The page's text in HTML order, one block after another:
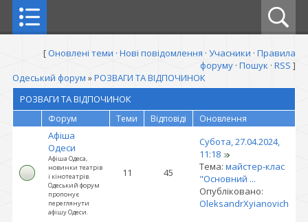
[Оновлені теми · Нові повідомлення · Учасники · Правила
форуму · Пошук · RSS ]
Одеський форум »РОЗВАГИ ТА ВІДПОЧИНОК
РОЗВАГИ ТА ВІДПОЧИНОК
Форум Теми Відповіді Оновлення
Афіша
Одеси
Афіша Одеса,
новинки театрів
і кінотеатрів.
Одеський форум
пропонує
переглянути
афішу Одеси.
11 45
Субота, 27.04.2024,
11:18
Тема: майстер-клас
"Основний ...
Опубліковано:
OleksandrXyianovich